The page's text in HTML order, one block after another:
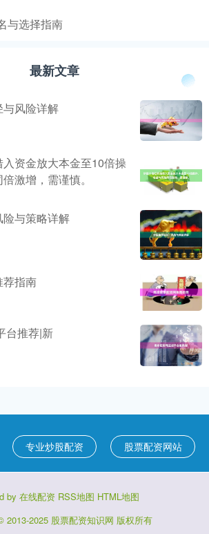
与选择指南
最新文章
风险详解
资金放大本金至10倍操
激增，需谨慎。
与策略详解
荐指南
台推荐|新
专业炒股配资 股票配资网站
by 在线配资 RSS地图 HTML地图
2013-2025 股票配资知识网 版权所有